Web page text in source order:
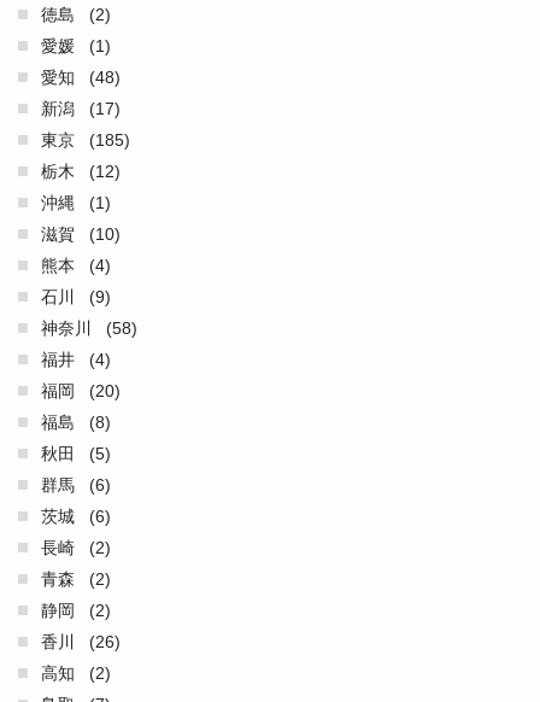
徳島
(2)
愛媛
(1)
愛知
(48)
新潟
(17)
東京
(185)
栃木
(12)
沖縄
(1)
滋賀
(10)
熊本
(4)
石川
(9)
神奈川
(58)
福井
(4)
福岡
(20)
福島
(8)
秋田
(5)
群馬
(6)
茨城
(6)
長崎
(2)
青森
(2)
静岡
(2)
香川
(26)
高知
(2)